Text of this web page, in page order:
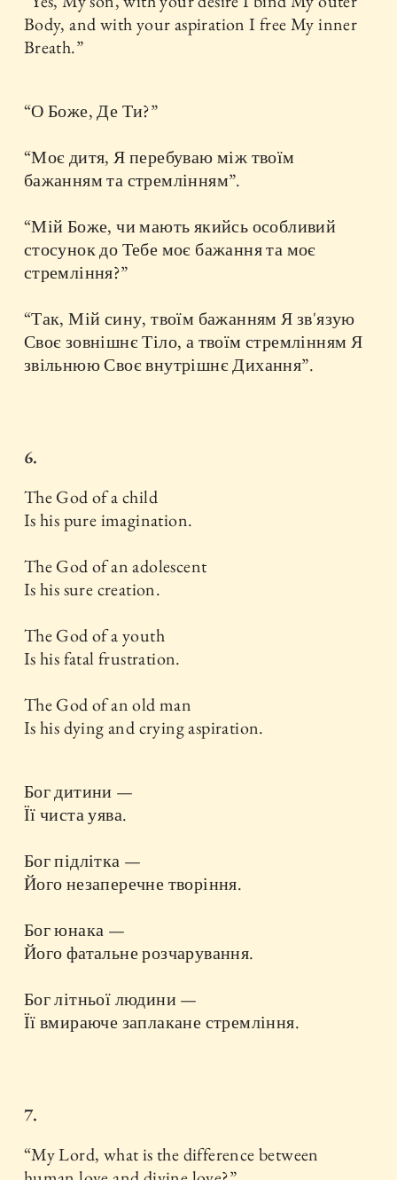
Body, and with your aspiration I free My inner
Breath.”
“О Боже, Де Ти?”
“Моє дитя, Я перебуваю між твоїм
бажанням та стремлінням”.
“Мій Боже, чи мають якийсь особливий
стосунок до Тебе моє бажання та моє
стремління?”
“Так, Мій сину, твоїм бажанням Я зв'язую
Своє зовнішнє Тіло, а твоїм стремлінням Я
звільнюю Своє внутрішнє Дихання”.
6.
The God of a child
Is his pure imagination.
The God of an adolescent
Is his sure creation.
The God of a youth
Is his fatal frustration.
The God of an old man
Is his dying and crying aspiration.
Бог дитини —
Її чиста уява.
Бог підлітка —
Його незаперечне творіння.
Бог юнака —
Його фатальне розчарування.
Бог літньої людини —
Її вмираюче заплакане стремління.
7.
“My Lord, what is the difference between